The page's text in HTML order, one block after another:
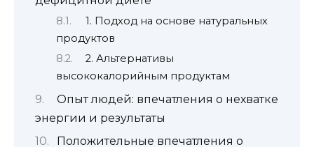
1. Подход на основе натуральных
продуктов
2. Альтернативы
высококалорийным продуктам
Опыт людей: впечатления о нехватке
энергии и результаты
Положительные впечатления о